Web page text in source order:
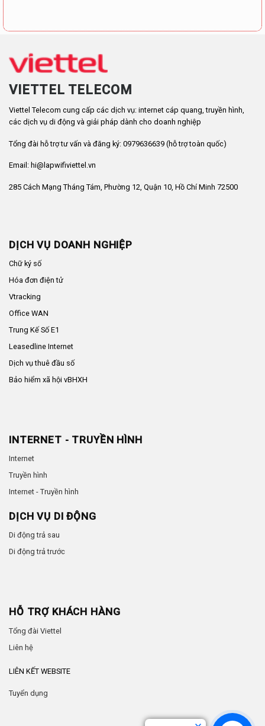
VIETTEL TELECOM
Viettel Telecom cung cấp các dịch vụ: internet cáp quang, truyền hình,
các dịch vụ di động và giải pháp dành cho doanh nghiệp
Tổng đài hỗ trợ tư vấn và đăng ký: 0979636639 (hỗ trợ toàn quốc)
Email: hi@lapwifiviettel.vn
285 Cách Mạng Tháng Tám, Phường 12, Quận 10, Hồ Chí Minh 72500
DỊCH VỤ DOANH NGHIỆP
Chữ ký số
Hóa đơn điện tử
Vtracking
Office WAN
Trung Kế Số E1
Leasedline Internet
Dịch vụ thuê đầu số
Bảo hiểm xã hội vBHXH
INTERNET - TRUYỀN HÌNH
Internet
Truyền hình
Internet - Truyền hình
DỊCH VỤ DI ĐỘNG
Di động trả sau
Di động trả trước
HỖ TRỢ KHÁCH HÀNG
Tổng đài Viettel
Liên hệ
LIÊN KẾT WEBSITE
Tuyển dụng